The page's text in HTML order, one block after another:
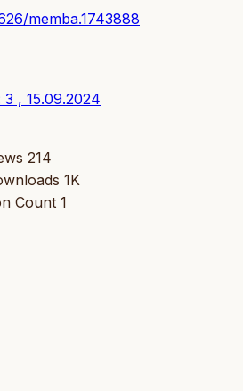
memba.1743888
, 15.09.2024
214
1K
Count 1